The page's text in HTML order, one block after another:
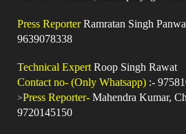
Press ReporterRamratan Singh
9639078338
Technical Expert Roop Singh Rawat
Contact no- (Only Whatsapp) :-
>Press Reporter- Mahendra Kumar,
9720145150